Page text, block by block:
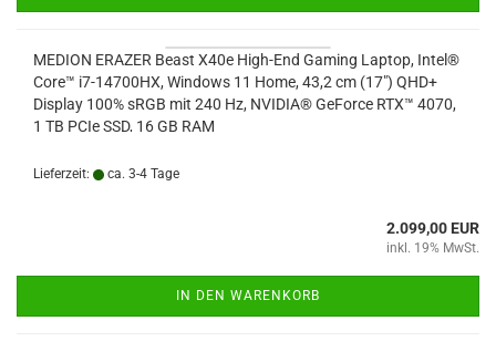
MEDION ERAZER Beast X40e High-End Gaming Laptop, Intel®
Core™ i7-14700HX, Windows 11 Home, 43,2 cm (17") QHD+
Display 100% sRGB mit 240 Hz, NVIDIA® GeForce RTX™ 4070,
1 TB PCIe SSD, 16 GB RAM
Lieferzeit: ca. 3-4 Tage
2.099,00 EUR
inkl. 19% MwSt.
IN DEN WARENKORB